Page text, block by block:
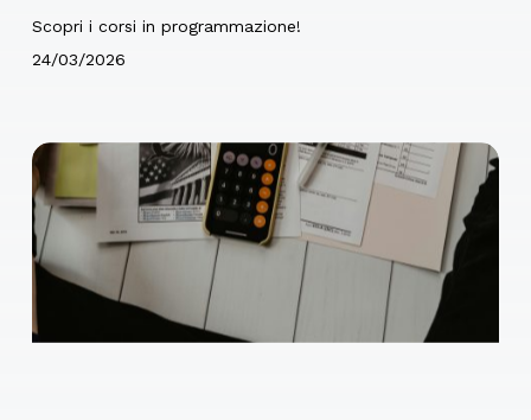
Scopri i corsi in programmazione!
24/03/2026